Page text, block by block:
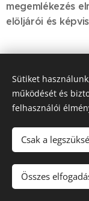
megemlékezés
elöljárói és
2022. Szápár
Sütiket
működését és
felhasználói
Csak a
Összes